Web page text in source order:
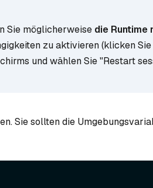
Sie möglicherweise die Runtime
zu aktivieren (klicken Sie
und wählen Sie "Restart
Sie sollten die